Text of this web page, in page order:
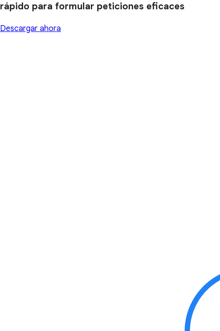
rápido para formular peticiones eficaces
Descargar ahora